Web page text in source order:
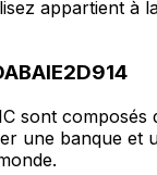
appartient à
sont composés
une banque et